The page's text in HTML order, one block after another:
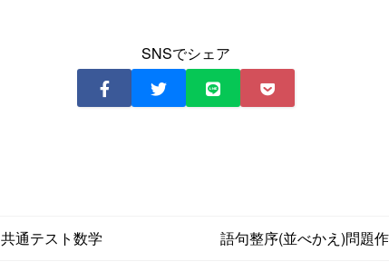
SNSでシェア
共通テスト数学 語句整序(並べかえ)問題